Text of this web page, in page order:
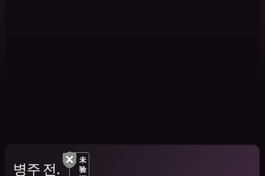
병주 전.
未
验